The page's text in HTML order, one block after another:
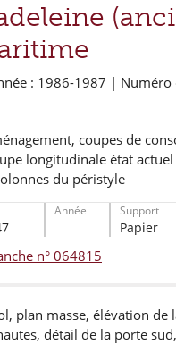
: 1986-1987 | Numéro
coupes de
longitudinale état
du péristyle
Année Support
Papier
n° 064815
plan masse, élévation de
détail de la porte